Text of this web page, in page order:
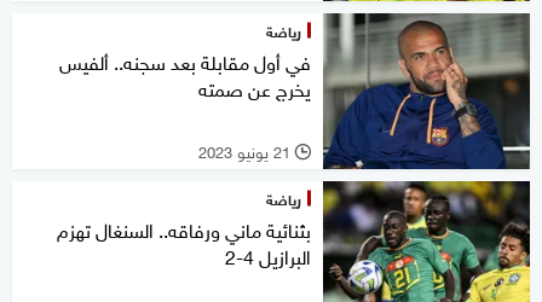
رياضة
في أول مقابلة بعد سجنه.. ألفيس
يخرج عن صمته
l 21 يونيو 2023
رياضة
بثنائية ماني ورفاقه.. السنغال تهزم
البرازيل 4-2